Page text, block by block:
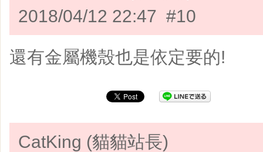
2018/04/12 22:47 #10
還有金屬機殼也是依定要的!
CatKing (貓貓站長)